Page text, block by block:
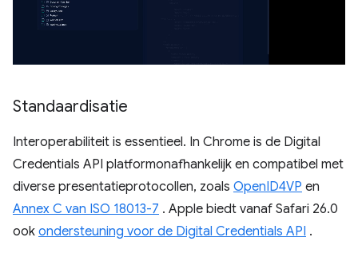
Standaardisatie
Interoperabiliteit is essentieel. In Chrome is de Digital
Credentials API platformonafhankelijk en compatibel met
diverse presentatieprotocollen, zoals OpenID4VP en
Annex C van ISO 18013-7 . Apple biedt vanaf Safari 26.0
ook ondersteuning voor de Digital Credentials API .